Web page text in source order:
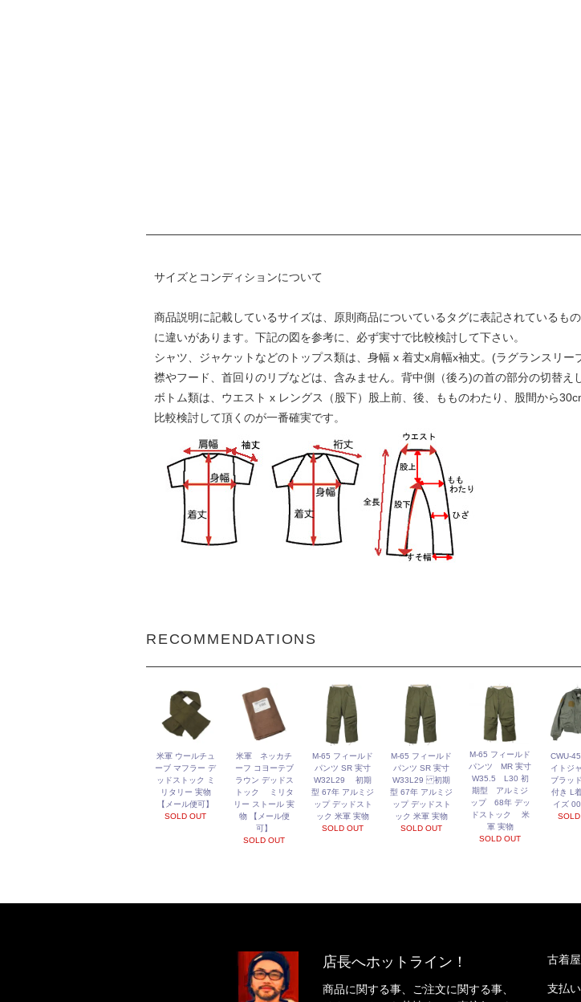
サイズとコンディションについて
商品説明に記載しているサイズは、原則商品についているタグに表記されているも
に違いがあります。下記の図を参考に、必ず実寸で比較検討して下さい。
シャツ、ジャケットなどのトップス類は、身幅 x 着丈x肩幅x袖丈。(ラグランスリー
襟やフード、首回りのリブなどは、含みません。背中側（後ろ)の首の部分の切替え
ボトム類は、ウエスト x レングス（股下）股上前、後、もものわたり、股間から
比較検討して頂くのが一番確実です。
RECOMMENDATIONS
米軍 ウールチュ
ーブ マフラー デ
ッドストック ミ
リタリー 実物
【メール便可】
SOLD OUT
米軍 ネッカチ
ーフ コヨーテブ
ラウン デッドス
トック ミリタ
リー ストール 実
物 【メール便
可】
SOLD OUT
M-65 フィールド
パンツ SR 実寸
W32L29 初期
型 67年 アルミジ
ップ デッドスト
ック 米軍 実物
SOLD OUT
M-65 フィールド
パンツ SR 実寸
W33L29 初期
型 67年 アルミジ
ップ デッドスト
ック 米軍 実物
SOLD OUT
M-65 フィールド
パンツ MR 実寸
W35.5 L30 初
期型 アルミジ
ップ 68年 デッ
ドストック 米
軍 実物
SOLD OUT
CWU-
イトジ
ブラッ
付き L
イズ
店長へホットライン！
商品に関する事、ご注文に関する事、
古着
支払